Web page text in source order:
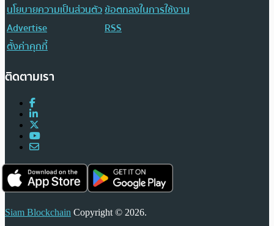
นโยบายความเป็นส่วนตัวข้อตกลงในการใช้งาน
Advertise
RSS
ตั้งค่าคุกกี้
ติดตามเรา
Siam Blockchain Copyright © 2026.